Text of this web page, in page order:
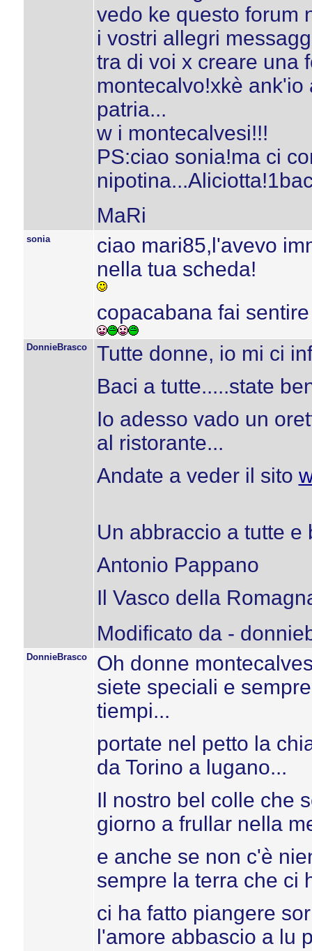
vedo ke questo forum
i vostri allegri
tra di voi x creare una
montecalvo!xkè
patria...
w i montecalvesi!!!
PS:ciao sonia!ma ci
MaRi
sonia
ciao mari85,l'avevo
nella tua scheda!
copacabana fai
DonnieBrasco
Tutte donne, io mi ci
Baci a tutte.....state
Io adesso vado un
al ristorante...
Andate a veder il sito
Un abbraccio a tutte e
Antonio Pappano
Il Vasco della
Modificato da -
DonnieBrasco
Oh donne
siete speciali e
tiempi...
portate nel petto la
da Torino a lugano...
Il nostro bel colle che
giorno a frullar nella
e anche se non c'è
sempre la terra che ci
ci ha fatto piangere
l'amore abbascio a lu